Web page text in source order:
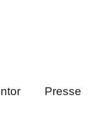
Presse